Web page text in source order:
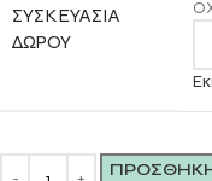
ΣΥΣΚΕΥΑΣΊΑ
ΔΏΡΟΥ
ΠΡΟΣΘΉΚΗ